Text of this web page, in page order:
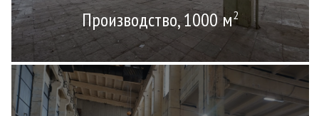
Производство, 1000 м2